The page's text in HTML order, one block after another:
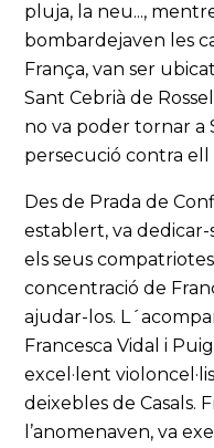
pluja, la neu...,
bombardejaven les
França, van ser
Sant Cebrià de
no va poder tornar a
persecució contra ell
Des de Prada de
establert, va
els seus
concentració de
ajudar-los.
Francesca Vidal i
excel·lent
deixebles de Casals.
l’anomenaven, va